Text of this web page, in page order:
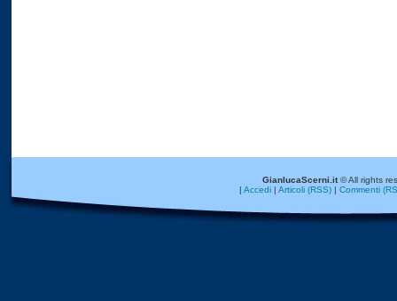
GianlucaScerni.it© All rights
| Accedi| Articoli (RSS)| Commenti